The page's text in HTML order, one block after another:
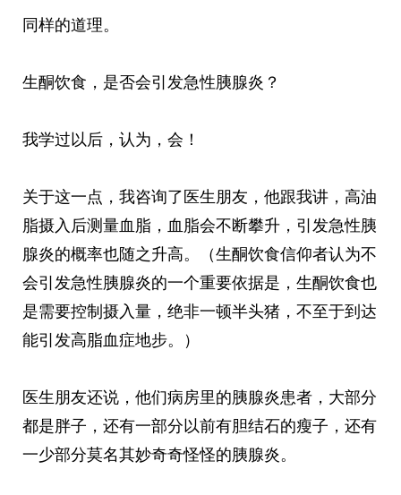
同样的道理。
生酮饮食，是否会引发急性胰腺炎？
我学过以后，认为，会！
关于这一点，我咨询了医生朋友，他跟我讲，高油
脂摄入后测量血脂，血脂会不断攀升，引发急性胰
腺炎的概率也随之升高。（生酮饮食信仰者认为不
会引发急性胰腺炎的一个重要依据是，生酮饮食也
是需要控制摄入量，绝非一顿半头猪，不至于到达
能引发高脂血症地步。）
医生朋友还说，他们病房里的胰腺炎患者，大部分
都是胖子，还有一部分以前有胆结石的瘦子，还有
一少部分莫名其妙奇奇怪怪的胰腺炎。